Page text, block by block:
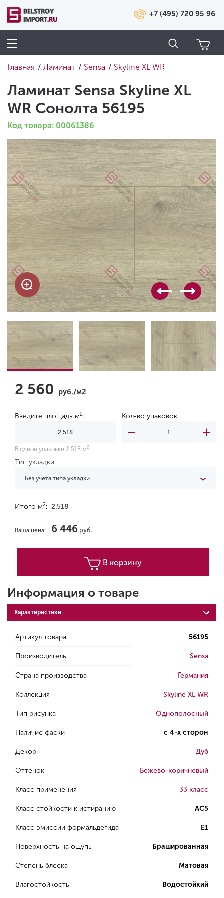
+7 (495) 720 95 96
Главная / Ламинат / Sensa / Skyline XL WR
Ламинат Sensa Skyline XL
WR Сонолта 56195
Код товара: 00061386
2 560 руб./м2
Введите площадь м2: Кол-во упаковок:
В одной упаковке 2.518 м 2
Тип укладки:
Без учета типа укладки
Итого м2: 2.518
Ваша цена: 6 446 руб.
В корзину
Информация о товаре
Характеристики
Артикул товара 56195
Производитель Sensa
Страна производства Германия
Коллекция Skyline XL WR
Тип рисунка Однополосный
Наличие фаски с 4-х сторон
Декор Дуб
Оттенок Бежево-коричневый
Класс применения 33 класс
Класс стойкости к истиранию AC5
Класс эмиссии формальдегида E1
Поверхность на ощупь Брашированная
Степень блеска Матовая
Влагостойкость Водостойкий